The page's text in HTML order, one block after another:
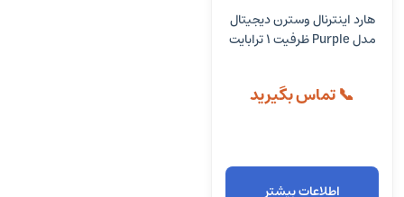
هارد اینترنال وسترن دیجیتال
مدل Purple ظرفیت 1 ترابایت
📞 تماس بگیرید
اطلاعات بیشتر